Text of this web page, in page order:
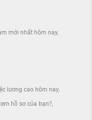
mới nhất hôm nay
lương cao hôm nay
hồ sơ của bạn?